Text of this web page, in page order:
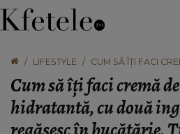
LIFESTYLE
CUM SĂ ÎȚI FACI
BUCĂTĂRIE.
CUNOAȘTE
Cum să îți faci cremă
hidratantă, cu două